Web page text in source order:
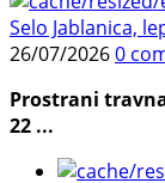
Selo Jablanica,
26/07/20260
Prostrani
22 ...